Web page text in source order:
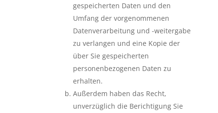
gespeicherten Daten und den
Umfang der vorgenommenen
Datenverarbeitung und -weitergabe
zu verlangen und eine Kopie der
über Sie gespeicherten
personenbezogenen Daten zu
erhalten.
Außerdem haben das Recht,
unverzüglich die Berichtigung Sie